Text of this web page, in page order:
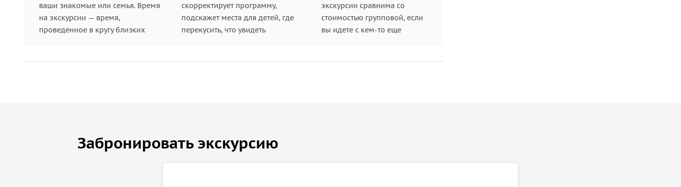
ваши знакомые или семья. Время
на экскурсии — время,
проведенное в кругу близких
скорректирует программу,
подскажет места для детей, где
перекусить, что увидеть
экскурсии сравнима со
стоимостью групповой, если
вы идете с кем-то еще
Забронировать экскурсию